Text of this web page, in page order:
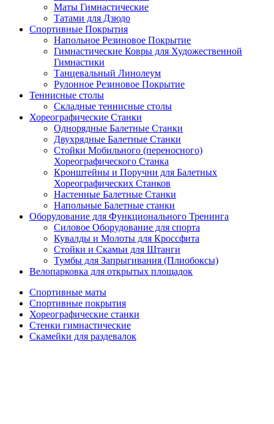
Маты Гимнастические
Татами для Дзюдо
Спортивные Покрытия
Напольное Резиновое Покрытие
Гимнастические Ковры для Художественной
Гимнастики
Танцевальный Линолеум
Рулонное Резиновое Покрытие
Теннисные столы
Складные теннисные столы
Хореографические Станки
Однорядные Балетные Станки
Двухрядные Балетные Станки
Стойки Мобильного (переносного)
Хореографического Станка
Кронштейны и Поручни для Балетных
Хореографических Станков
Настенные Балетные Станки
Напольные Балетные станки
Оборудование для Функционального Тренинга
Силовое Оборудование для спорта
Кувалды и Молоты для Кроссфита
Стойки и Скамьи для Штанги
Тумбы для Запрыгивания (Плиобоксы)
Велопарковка для открытых площадок
Спортивные маты
Спортивные покрытия
Хореографические станки
Стенки гимнастические
Скамейки для раздевалок